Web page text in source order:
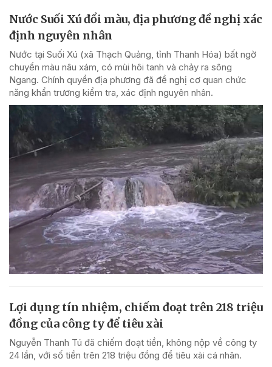
Nước Suối Xú đổi màu, địa phương đề nghị xác
định nguyên nhân
Nước tại Suối Xú (xã Thạch Quảng, tỉnh Thanh Hóa) bất ngờ
chuyển màu nâu xám, có mùi hôi tanh và chảy ra sông
Ngang. Chính quyền địa phương đã đề nghị cơ quan chức
năng khẩn trương kiểm tra, xác định nguyên nhân.
Lợi dụng tín nhiệm, chiếm đoạt trên 218 triệu
đồng của công ty để tiêu xài
Nguyễn Thanh Tú đã chiếm đoạt tiền, không nộp về công ty
24 lần, với số tiền trên 218 triệu đồng để tiêu xài cá nhân.